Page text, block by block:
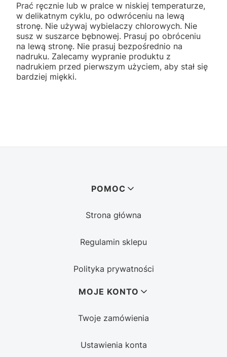
Prać ręcznie lub w pralce w niskiej temperaturze,
w delikatnym cyklu, po odwróceniu na lewą
stronę. Nie używaj wybielaczy chlorowych. Nie
susz w suszarce bębnowej. Prasuj po obróceniu
na lewą stronę. Nie prasuj bezpośrednio na
nadruku. Zalecamy wypranie produktu z
nadrukiem przed pierwszym użyciem, aby stał się
bardziej miękki.
POMOC
Strona główna
Regulamin sklepu
Polityka prywatności
MOJE KONTO
Twoje zamówienia
Ustawienia konta